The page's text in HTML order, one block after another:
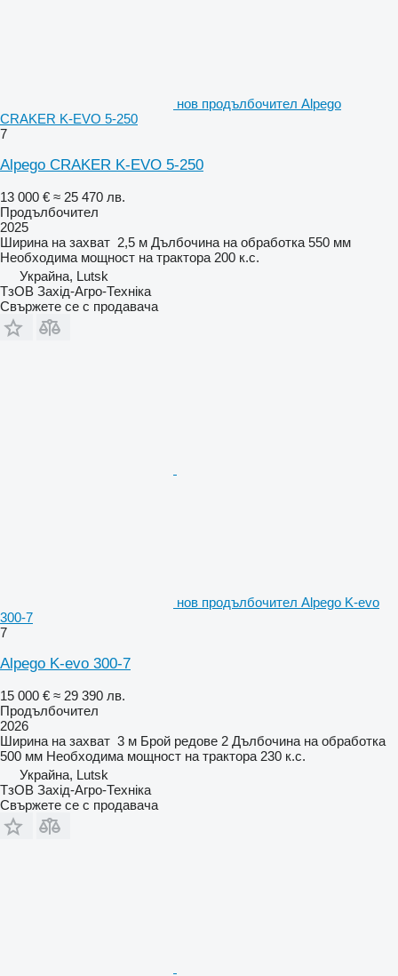
нов продълбочител Alpego
CRAKER K-EVO 5-250
7
Alpego CRAKER K-EVO 5-250
13 000 € ≈ 25 470 лв.
Продълбочител
2025
Ширина на захват 2,5 м Дълбочина на обработка 550 мм
Необходима мощност на трактора 200 к.с.
Украйна, Lutsk
ТзОВ Захід-Агро-Техніка
Свържете се с продавача
нов продълбочител Alpego K-evo
300-7
7
Alpego K-evo 300-7
15 000 € ≈ 29 390 лв.
Продълбочител
2026
Ширина на захват 3 м Брой редове 2 Дълбочина на обработка
500 мм Необходима мощност на трактора 230 к.с.
Украйна, Lutsk
ТзОВ Захід-Агро-Техніка
Свържете се с продавача